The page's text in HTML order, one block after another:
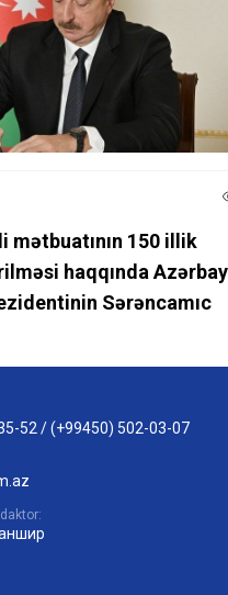
mətbuatının 150 illik
haqqında
Sərəncamıc
52 /(+99450) 502-03-07